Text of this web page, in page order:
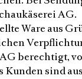
AG.
Ware aus
berechtigt,
Kunden sind